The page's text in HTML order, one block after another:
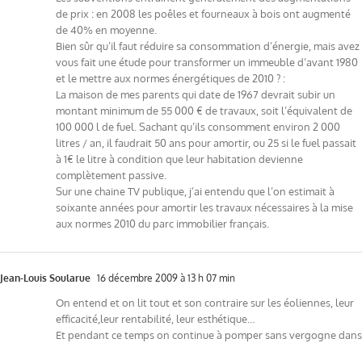
de prix : en 2008 les poêles et fourneaux à bois ont augmenté
de 40% en moyenne.
Bien sûr qu’il faut réduire sa consommation d’énergie, mais avez
vous fait une étude pour transformer un immeuble d’avant 1980
et le mettre aux normes énergétiques de 2010 ? :
La maison de mes parents qui date de 1967 devrait subir un
montant minimum de 55 000 € de travaux, soit l’équivalent de
100 000 l de fuel. Sachant qu’ils consomment environ 2 000
litres / an, il faudrait 50 ans pour amortir, ou 25 si le fuel passait
à 1€ le litre à condition que leur habitation devienne
complètement passive.
Sur une chaine TV publique, j’ai entendu que l’on estimait à
soixante années pour amortir les travaux nécessaires à la mise
aux normes 2010 du parc immobilier français.
Jean-Louis Soularue 16 décembre 2009 à 13 h 07 min
On entend et on lit tout et son contraire sur les éoliennes, leur
efficacité,leur rentabilité, leur esthétique…
Et pendant ce temps on continue à pomper sans vergogne dans